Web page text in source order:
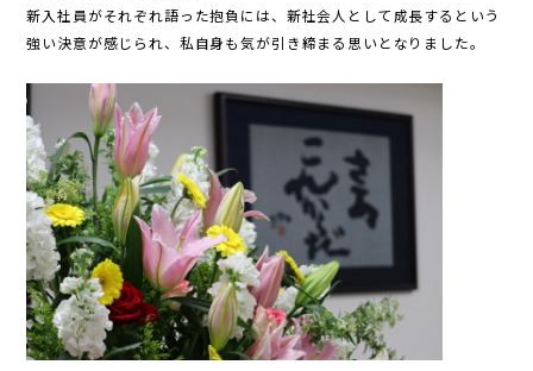
新入社員がそれぞれ語った抱負には、新社会人として成長するという
強い決意が感じられ、私自身も気が引き締まる思いとなりました。